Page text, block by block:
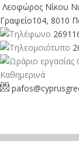
Λεοφώρος Νίκου
Γραφείο104, 8010
Καθημερινά